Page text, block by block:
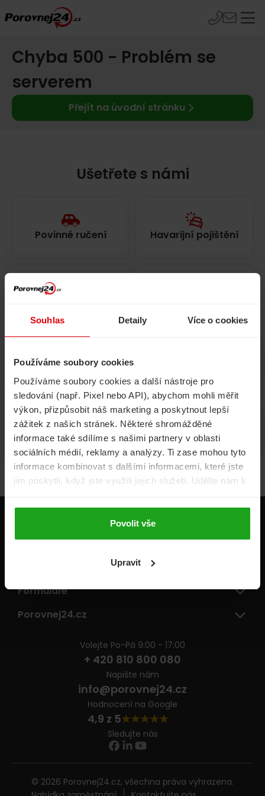
Souhlas Detaily Více o cookies
Používáme soubory cookies
Používáme soubory cookies a další nástroje pro
sledování (např. Pixel nebo API), abychom mohli měřit
výkon, přizpůsobit náš marketing a poskytnout lepší
zážitek z našich stránek. Některé shromážděné
informace také sdílíme s našimi partnery v oblasti
sociálních médií, reklamy a analýzy. Ti zase mohou tyto
informace kombinovat s dalšími informacemi, které jste
jim poskytli, když jste využili jejich služeb. Udělte nám k
Povolit vše
Upravit
Chyba 500 - Problém se
serverem
Přejít na úvodní stránku
Ušetřete s námi
Povinné ručení Havarijní pojištění
Volání, internet, TV
Životní pojištění Energie
Pojišťovny
Formuláře
Porovnej24.cz
Volejte Po-Pá 9:00 - 17:00
+ 420 810 800 080
Napište nám
info@porovnej24.cz
Hodnocení na Google
4,9 z 5
Sledujte nás
© 2026 Porovnej24.cz, všechna práva vyhrazena.